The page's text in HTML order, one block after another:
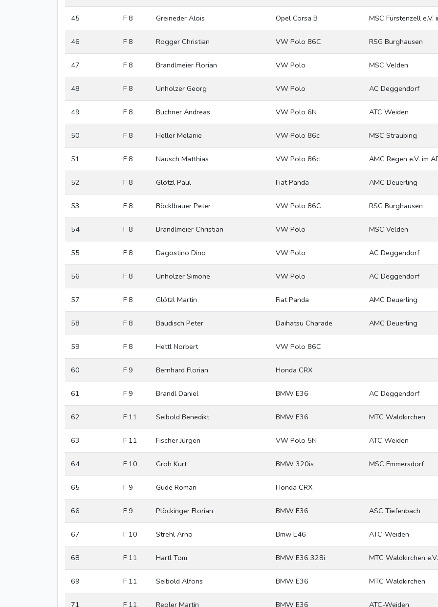
45 F 8 Greineder Alois Opel Corsa B MSC Fürstenzell e.V.
46 F 8 Rogger Christian VW Polo 86C RSG Burghausen
47 F 8 Brandlmeier Florian VW Polo MSC Velden
48 F 8 Unholzer Georg VW Polo AC Deggendorf
49 F 8 Buchner Andreas VW Polo 6N ATC Weiden
50 F 8 Heller Melanie VW Polo 86c MSC Straubing
51 F 8 Nausch Matthias VW Polo 86c AMC Regen e.V. im
52 F 8 Glötzl Paul Fiat Panda AMC Deuerling
53 F 8 Böcklbauer Peter VW Polo 86C RSG Burghausen
54 F 8 Brandlmeier Christian VW Polo MSC Velden
55 F 8 Dagostino Dino VW Polo AC Deggendorf
56 F 8 Unholzer Simone VW Polo AC Deggendorf
57 F 8 Glötzl Martin Fiat Panda AMC Deuerling
58 F 8 Baudisch Peter Daihatsu Charade AMC Deuerling
59 F 8 Hettl Norbert VW Polo 86C
60 F 9 Bernhard Florian Honda CRX
61 F 9 Brandl Daniel BMW E36 AC Deggendorf
62 F 11 Seibold Benedikt BMW E36 MTC Waldkirchen
63 F 11 Fischer Jürgen VW Polo 5N ATC Weiden
64 F 10 Groh Kurt BMW 320is MSC Emmersdorf
65 F 9 Gude Roman Honda CRX
66 F 9 Plöckinger Florian BMW E36 ASC Tiefenbach
67 F 10 Strehl Arno Bmw E46 ATC-Weiden
68 F 11 Hartl Tom BMW E36 328i MTC Waldkirchen
69 F 11 Seibold Alfons BMW E36 MTC Waldkirchen
71 F 11 Regler Martin BMW E36 ATC-Weiden